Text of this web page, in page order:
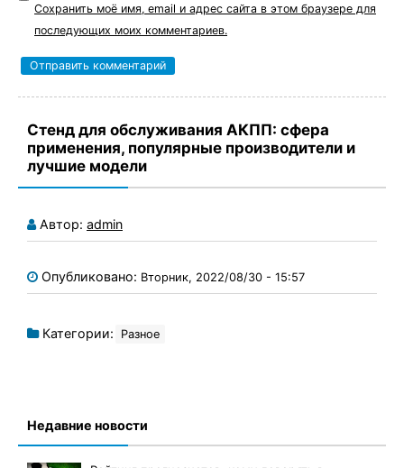
Сохранить моё имя, email и адрес сайта в этом браузере для
последующих моих комментариев.
Стенд для обслуживания АКПП: сфера
применения, популярные производители и
лучшие модели
Автор: admin
Опубликовано: Вторник, 2022/08/30 - 15:57
Категории: Разное
Недавние новости